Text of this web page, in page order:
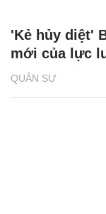
QUÂN SỰ
'Kẻ hủy diệt'
mới của lực